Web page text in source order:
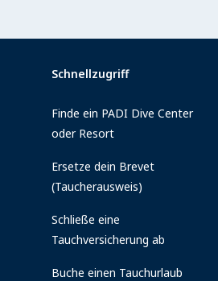
Schnellzugriff
Finde ein PADI Dive Center
oder Resort
Ersetze dein Brevet
(Taucherausweis)
Schließe eine
Tauchversicherung ab
Buche einen Tauchurlaub